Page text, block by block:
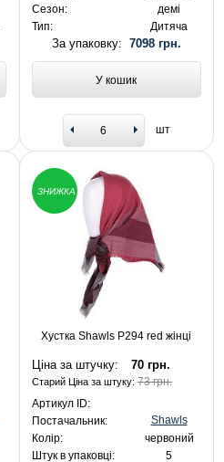
Сезон:
демі
Тип:
Дитяча
За упаковку: 7098 грн.
У кошик
шт
ЗНИЖКА
Хустка Shawls P294 red жінці
Ціна за штучку: 70 грн.
Старий Ціна за штуку:73 грн.
Артикул ID:
Постачальник:
Shawls
Колір:
червоний
Штук в упаковці:
5